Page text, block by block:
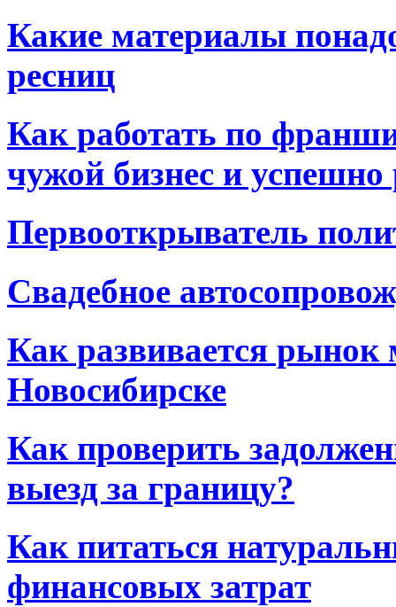
Какие материалы
ресниц
Как работать по
чужой бизнес и успешно
Первооткрыватель
Свадебное
Как развивается рынок
Новосибирске
Как проверить
выезд за границу?
Как питаться
финансовых затрат